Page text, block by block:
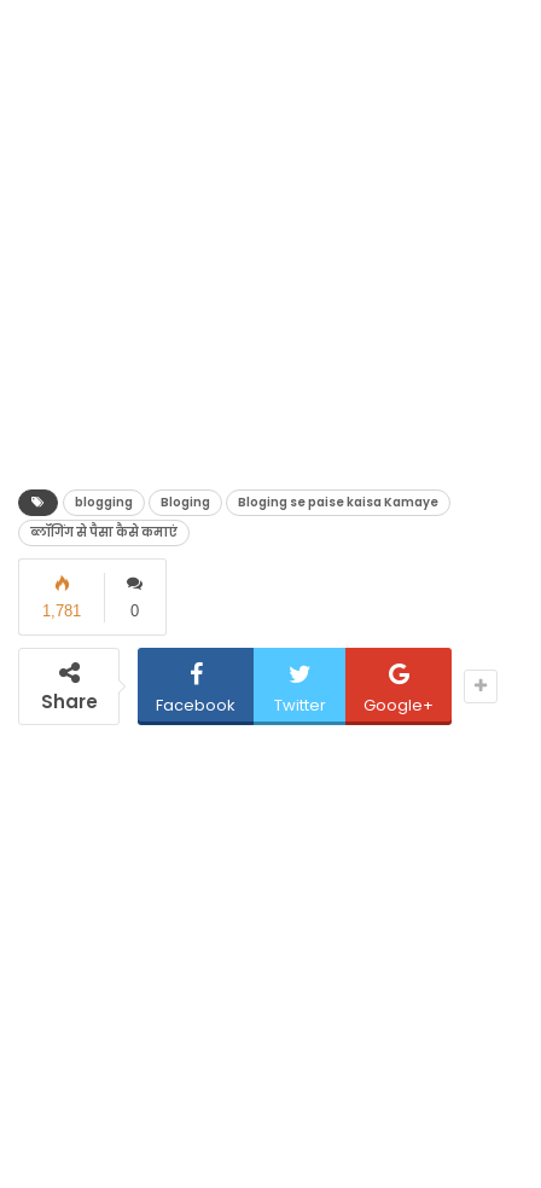
blogging Bloging
Bloging se paise kaisa Kamaye
ब्लॉगिंग से पैसा कैसे कमाएं
0
1,781
Share Facebook Twitter Google+